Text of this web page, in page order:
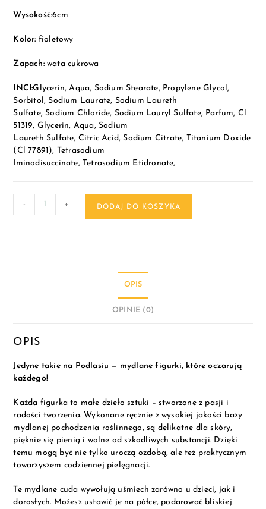
Wysokość:6cm
Kolor: fioletowy
Zapach:wata cukrowa
INCI:Glycerin, Aqua, Sodium Stearate, Propylene Glycol,
Sorbitol, Sodium Laurate, Sodium Laureth
Sulfate, Sodium Chloride, Sodium Lauryl Sulfate, Parfum, Cl
51319, Glycerin, Aqua, Sodium
Laureth Sulfate, Citric Acid, Sodium Citrate, Titanium Doxide
(Cl 77891), Tetrasodium
Iminodisuccinate, Tetrasodium Etidronate,
- + DODAJ DO KOSZYKA
OPIS
OPINIE (0)
OPIS
Jedyne takie na Podlasiu — mydlane figurki, które oczarują
każdego!
Każda figurka to małe dzieło sztuki – stworzone z pasji i
radości tworzenia. Wykonane ręcznie z wysokiej jakości bazy
mydlanej pochodzenia roślinnego, są delikatne dla skóry,
pięknie się pienią i wolne od szkodliwych substancji. Dzięki
temu mogą być nie tylko uroczą ozdobą, ale też praktycznym
towarzyszem codziennej pielęgnacji.
Te mydlane cuda wywołują uśmiech zarówno u dzieci, jak i
dorosłych. Możesz ustawić je na półce, podarować bliskiej